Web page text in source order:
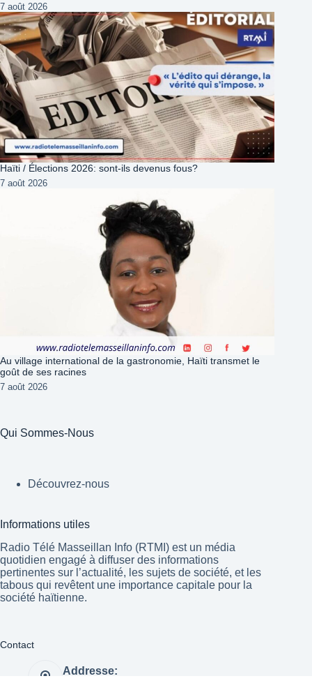
7 août 2026
Haïti / Élections 2026: sont-ils devenus fous?
7 août 2026
Au village international de la gastronomie, Haïti transmet le
goût de ses racines
7 août 2026
Qui Sommes-Nous
Découvrez-nous
Informations utiles
Radio Télé Masseillan Info (RTMI) est un média
quotidien engagé à diffuser des informations
pertinentes sur l’actualité, les sujets de société, et les
tabous qui revêtent une importance capitale pour la
société haïtienne.
Contact
Addresse: